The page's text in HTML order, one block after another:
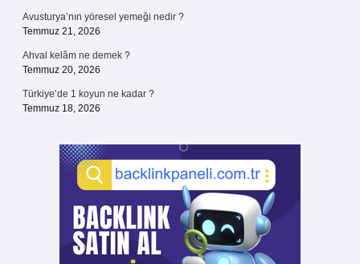
Avusturya’nın yöresel yemeği nedir ?
Temmuz 21, 2026
Ahval kelâm ne demek ?
Temmuz 20, 2026
Türkiye’de 1 koyun ne kadar ?
Temmuz 18, 2026